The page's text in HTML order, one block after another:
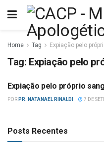
Home Tag Expiação pelo
Tag: Expiação pelo
MISCELÂNEA
Expiação pelo próprio
POR PR. NATANAEL RINALDI 7 DE
Posts Recentes